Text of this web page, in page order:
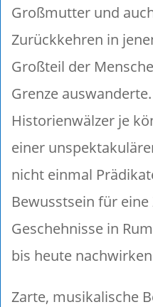
Großmutter und
Zurückkehren in
Großteil der
Grenze
Historienwälzer je
einer
nicht einmal
Bewusstsein für
Geschehnisse in
bis heute
Zarte, musikalische